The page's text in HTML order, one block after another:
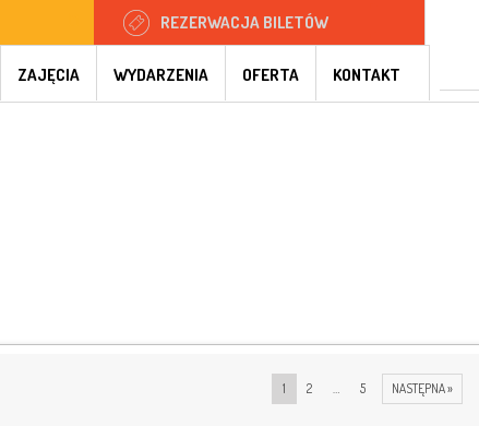
REZERWACJA BILETÓW
ZAJĘCIA WYDARZENIA OFERTA KONTAKT
1 2 … 5 NASTĘPNA »